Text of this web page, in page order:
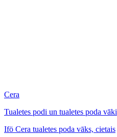
Cera
Tualetes podi un tualetes poda vāki
Ifö Cera tualetes poda vāks, cietais